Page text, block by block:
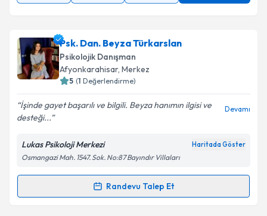
Psk. Dan. Beyza Türkarslan
Psikolojik Danışman
Afyonkarahisar, Merkez
5 (1 Değerlendirme)
İşinde gayet başarılı ve bilgili. Beyza hanımın ilgisi ve
desteği...
Devamı
Lukas Psikoloji Merkezi Haritada Göster
Osmangazi Mah. 1547. Sok. No:87 Bayındır Villaları
Randevu Talep Et
Randevu Takvimi Talebi